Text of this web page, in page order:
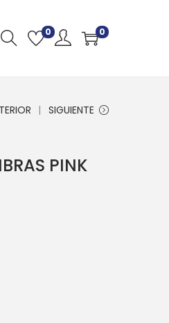
0 0
SIGUIENTE
PINK